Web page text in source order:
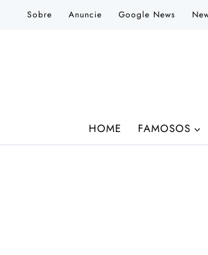
Sobre Anuncie Google News
HOME FAMOSOS